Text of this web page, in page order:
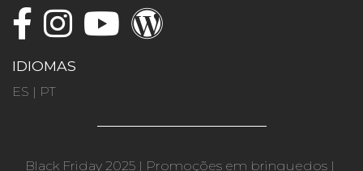
IDIOMAS
ES | PT
Black Friday 2025 | Promoções em brinquedos |